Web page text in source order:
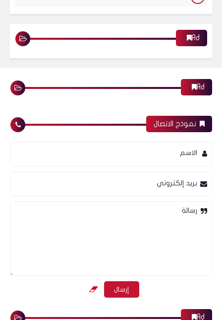
Ad
Ad
نموذج الاتصال
الاسم
بريد إلكتروني
رسالة
Ad